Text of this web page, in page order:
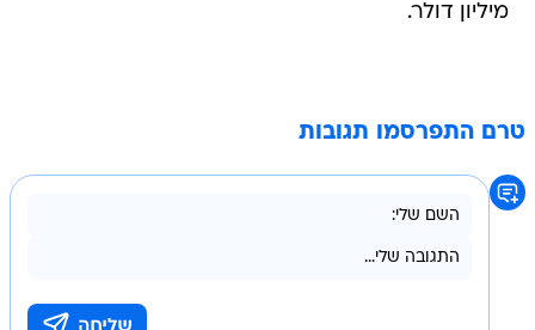
מיליון דולר.
טרם התפרסמו תגובות